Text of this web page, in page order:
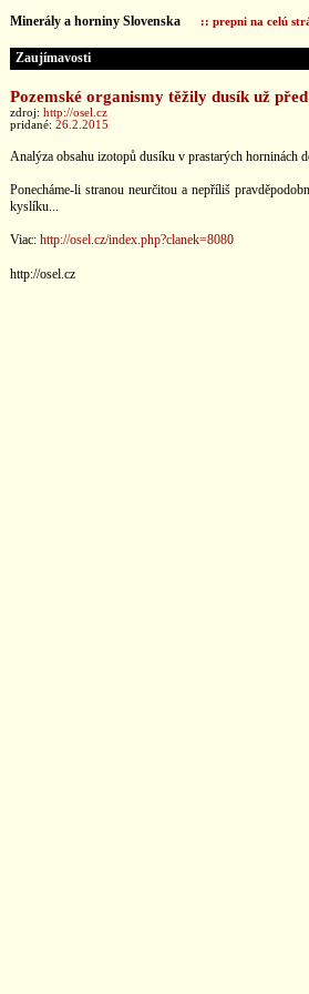
Minerály a horniny Slovenska :: prepni na celú
Zaujímavosti
Pozemské organismy těžily dusík už
zdroj: http://osel.cz
pridané: 26.2.2015
Analýza obsahu izotopů dusíku v prastarých horninách
Ponecháme-li stranou neurčitou a nepříliš
kyslíku...
Viac: http://osel.cz/index.php?clanek=8080
http://osel.cz